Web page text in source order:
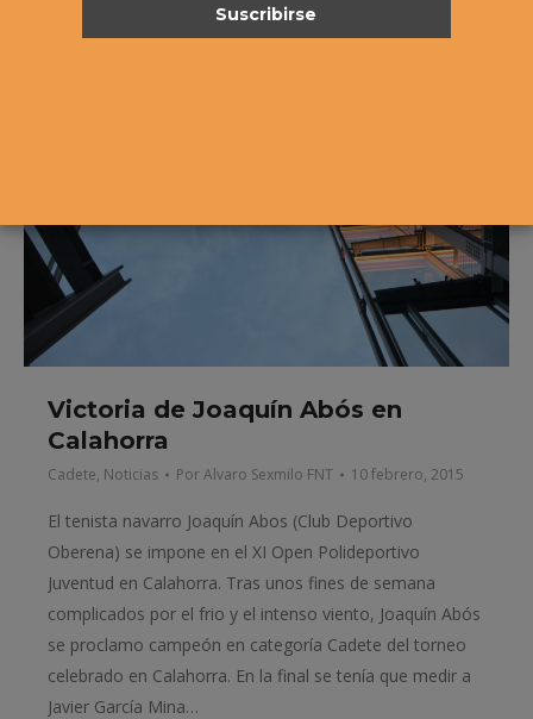
Victoria de Joaquín Abós en
Calahorra
Cadete, Noticias PorAlvaro Sexmilo FNT 10 febrero, 2015
El tenista navarro Joaquín Abos (Club Deportivo
Oberena) se impone en el XI Open Polideportivo
Juventud en Calahorra. Tras unos fines de semana
complicados por el frio y el intenso viento, Joaquín Abós
se proclamo campeón en categoría Cadete del torneo
celebrado en Calahorra. En la final se tenía que medir a
Javier García Mina…